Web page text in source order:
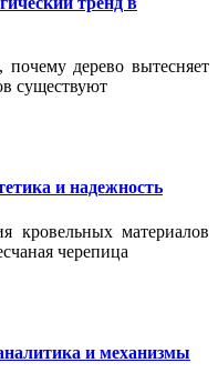
дерево вытесняет
существуют
и надежность
кровельных материалов
черепица
и механизмы